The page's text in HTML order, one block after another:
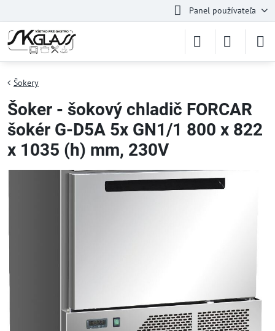
Panel používateľa
Šokery
Šoker - šokový chladič FORCAR
šokér G-D5A 5x GN1/1 800 x 822
x 1035 (h) mm, 230V